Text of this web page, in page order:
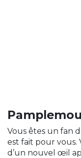
Vous êtes un fan
est fait pour vous.
d’un nouvel œil